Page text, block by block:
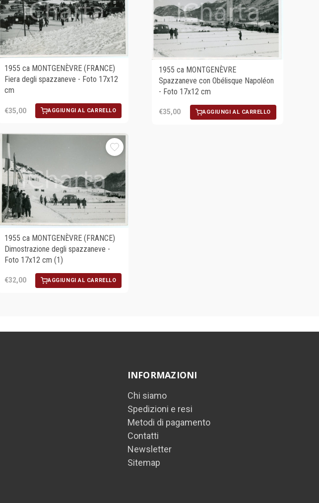
1955 ca MONTGENÈVRE (FRANCE)
Fiera degli spazzaneve - Foto 17x12
cm
€35,00 AGGIUNGI AL CARRELLO
1955 ca MONTGENÈVRE
Spazzaneve con Obélisque Napoléon
- Foto 17x12 cm
€35,00 AGGIUNGI AL CARRELLO
1955 ca MONTGENÈVRE (FRANCE)
Dimostrazione degli spazzaneve -
Foto 17x12 cm (1)
€32,00 AGGIUNGI AL CARRELLO
INFORMAZIONI
Chi siamo
Spedizioni e resi
Metodi di pagamento
Contatti
Newsletter
Sitemap